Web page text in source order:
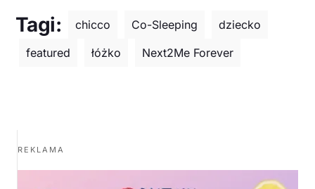
Tagi: chicco Co-Sleeping
dziecko
featured
łóżko Next2Me Forever
REKLAMA